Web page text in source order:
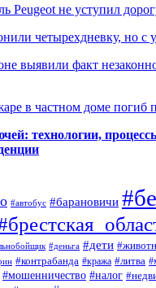
Peugeot не уступил
четырехдневку, но с
выявили факт
в частном доме погиб
технологии,
#автобус #барановичи
#деньга #дети
#контрабанда #кража #литва
#мошенничество #налог